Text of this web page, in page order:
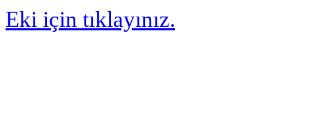
Eki için tıklayınız.